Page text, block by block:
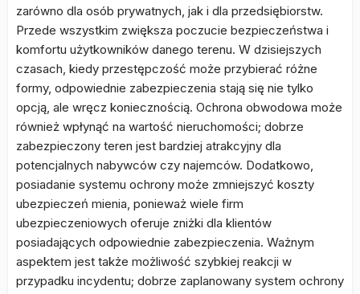
zarówno dla osób prywatnych, jak i dla przedsiębiorstw.
Przede wszystkim zwiększa poczucie bezpieczeństwa i
komfortu użytkowników danego terenu. W dzisiejszych
czasach, kiedy przestępczość może przybierać różne
formy, odpowiednie zabezpieczenia stają się nie tylko
opcją, ale wręcz koniecznością. Ochrona obwodowa może
również wpłynąć na wartość nieruchomości; dobrze
zabezpieczony teren jest bardziej atrakcyjny dla
potencjalnych nabywców czy najemców. Dodatkowo,
posiadanie systemu ochrony może zmniejszyć koszty
ubezpieczeń mienia, ponieważ wiele firm
ubezpieczeniowych oferuje zniżki dla klientów
posiadających odpowiednie zabezpieczenia. Ważnym
aspektem jest także możliwość szybkiej reakcji w
przypadku incydentu; dobrze zaplanowany system ochrony